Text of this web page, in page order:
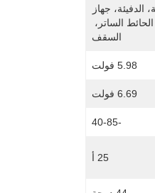
السقف
5.98 فولت
6.69 فولت
-40-85
25 أ